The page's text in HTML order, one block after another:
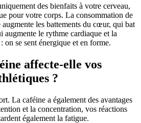
des bienfaits à votre cerveau,
pour votre corps. La consommation de
les battements du cœur, qui bat
augmente le rythme cardiaque et la
on se sent énergique et en forme.
affecte-elle vos
?
La caféine a également des avantages
et la concentration, vos réactions
également la fatigue.